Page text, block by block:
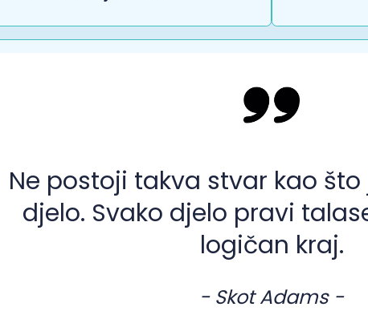
Ne postoji takva stvar kao
djelo. Svako djelo pravi
logičan kraj.
- Skot Adams -